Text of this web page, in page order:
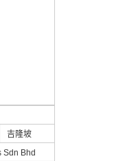
吉隆坡
Sdn Bhd